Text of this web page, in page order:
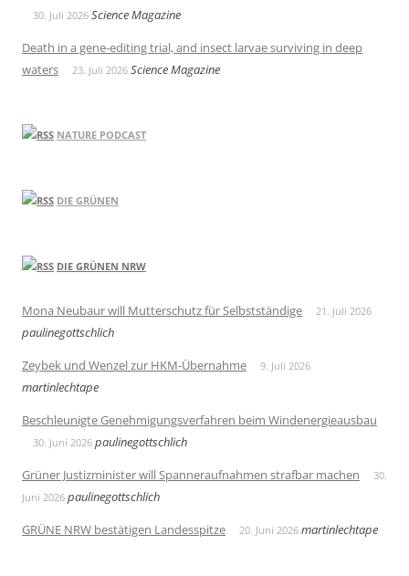
30. Juli 2026 Science Magazine
Death in a gene-editing trial, and insect larvae surviving in deep
waters
23. Juli 2026 Science Magazine
NATURE PODCAST
DIE GRÜNEN
DIE GRÜNEN NRW
Mona Neubaur will Mutterschutz für Selbstständige 21. Juli 2026
paulinegottschlich
Zeybek und Wenzel zur HKM-Übernahme
9. Juli 2026
martinlechtape
Beschleunigte Genehmigungsverfahren beim Windenergieausbau
30. Juni 2026 paulinegottschlich
Grüner Justizminister will Spanneraufnahmen strafbar machen
30.
Juni 2026 paulinegottschlich
GRÜNE NRW bestätigen Landesspitze
20. Juni 2026 martinlechtape